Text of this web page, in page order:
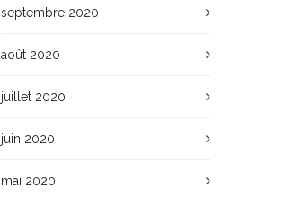
septembre 2020
août 2020
juillet 2020
juin 2020
mai 2020